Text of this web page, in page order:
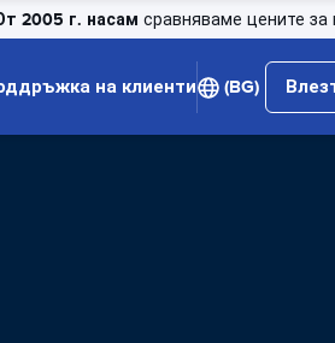
2005 г. насам сравняваме цените
на клиенти (BG)